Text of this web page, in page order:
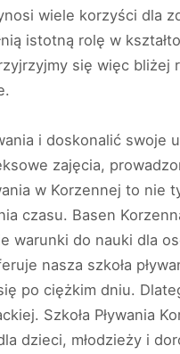
wiele korzyści dla
istotną rolę w
się więc bliżej
i doskonalić swoje
zajęcia,
w Korzennej to nie
czasu. Basen
warunki do nauki dla
nasza szkoła
po ciężkim dniu.
Szkoła Pływania
dzieci, młodzieży i